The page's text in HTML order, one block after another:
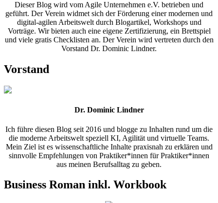
Dieser Blog wird vom Agile Unternehmen e.V. betrieben und
geführt. Der Verein widmet sich der Förderung einer modernen und
digital-agilen Arbeitswelt durch Blogartikel, Workshops und
Vorträge. Wir bieten auch eine eigene Zertifizierung, ein Brettspiel
und viele gratis Checklisten an. Der Verein wird vertreten durch den
Vorstand Dr. Dominic Lindner.
Vorstand
Dr. Dominic Lindner
Ich führe diesen Blog seit 2016 und blogge zu Inhalten rund um die
die moderne Arbeitswelt speziell KI, Agilität und virtuelle Teams.
Mein Ziel ist es wissenschaftliche Inhalte praxisnah zu erklären und
sinnvolle Empfehlungen von Praktiker*innen für Praktiker*innen
aus meinen Berufsalltag zu geben.
Business Roman inkl. Workbook